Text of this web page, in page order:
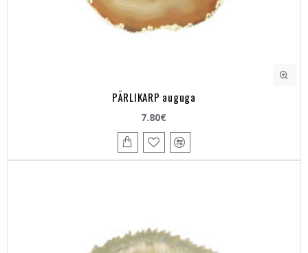
PÄRLIKARP auguga
7.80€